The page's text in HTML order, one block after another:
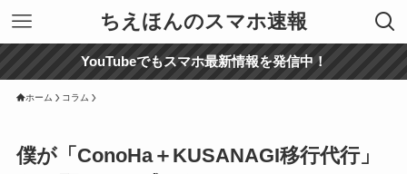
ちえほんのスマホ速報
YouTubeでもスマホ最新情報を発信中！
ホーム コラム
僕が「ConoHa＋KUSANAGI移行代行」